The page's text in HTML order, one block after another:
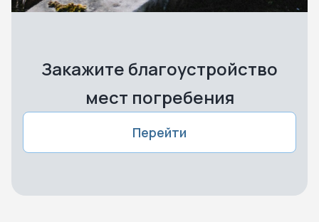
Закажите благоустройство
мест погребения
Перейти